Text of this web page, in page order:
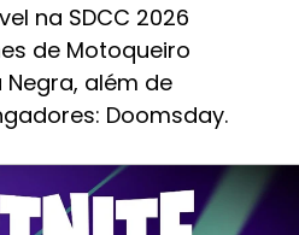
na SDCC 2026
de Motoqueiro
além de
Doomsday.